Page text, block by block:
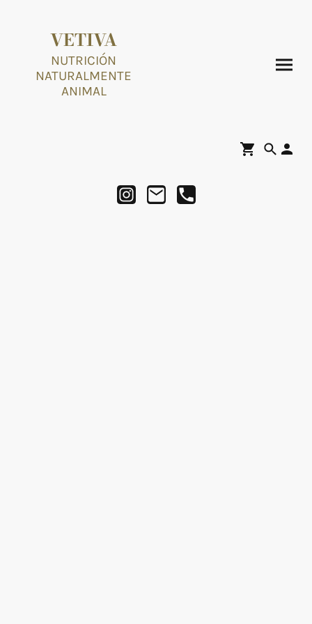
VETIVA
NUTRICIÓN
NATURALMENTE
ANIMAL